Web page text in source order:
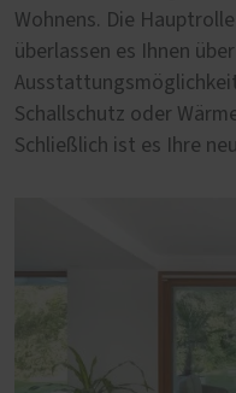
Wohnens. Die
überlassen es Ihnen
Schallschutz oder
Schließlich ist es Ihre